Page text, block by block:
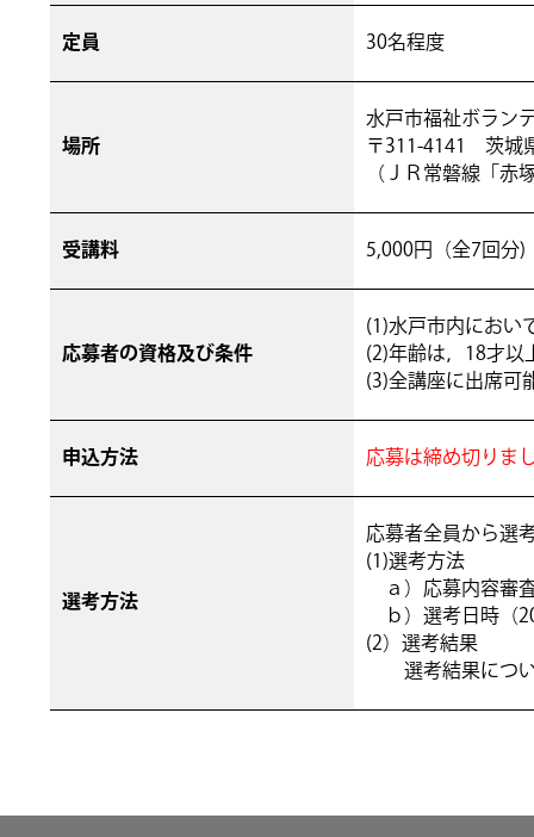
定員 30名程度
場所
水戸市福祉ボラン
〒311-4141 茨城
（ＪＲ常磐線「
受講料 5,000円（全7回分)
応募者の資格及び条件
(1)水戸市内におい
(2)年齢は，18才以
(3)全講座に出席可
申込方法 応募は締め切りま
選考方法
応募者全員から選
(1)選考方法
ａ）応募内容審
ｂ）選考日時（
(2）選考結果
選考結果につい